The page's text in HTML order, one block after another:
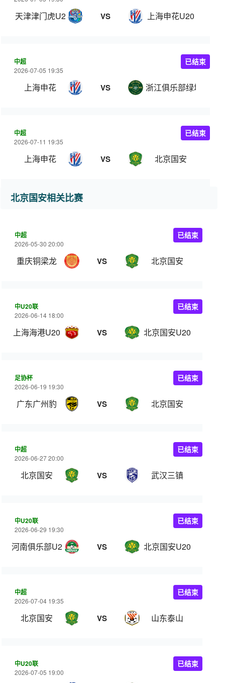
天津津门虎U20 VS 上海申花U20
中超
2026-07-05 19:35
上海申花 VS 浙江俱乐部绿城
已结束
中超
2026-07-11 19:35
上海申花 VS 北京国安
已结束
北京国安相关比赛
中超
2026-05-30 20:00
重庆铜梁龙 VS 北京国安
已结束
中U20联
2026-06-14 18:00
上海海港U20 VS 北京国安U20
已结束
足协杯
2026-06-19 19:30
广东广州豹 VS 北京国安
已结束
中超
2026-06-27 20:00
北京国安 VS 武汉三镇
已结束
中U20联
2026-06-29 19:30
河南俱乐部U20 VS 北京国安U20
已结束
中超
2026-07-04 19:35
北京国安 VS 山东泰山
已结束
中U20联
2026-07-05 19:00
已结束